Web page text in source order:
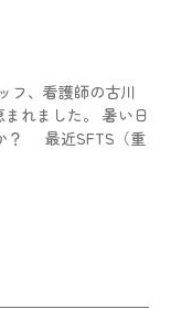
フ、看護師の古川
れました。 暑い日
？ 最近SFTS（重